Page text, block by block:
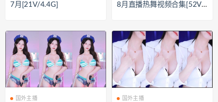
7月[21V/4.4G]
8月直播热舞视频合集[52V/
国外主播 国外主播